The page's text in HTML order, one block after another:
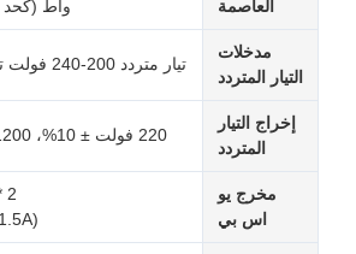
العاصمة واط (كحد
مدخلات
التيار المتردد
تيار متردد 200-240 فولت تيار متردد 2.5 أمبير
إخراج التيار
المتردد
220 فولت ± 10%، 1200 واط، موجة جيبية
مخرج يو
اس بي
(5V3A/9V2A/12V1.5A)